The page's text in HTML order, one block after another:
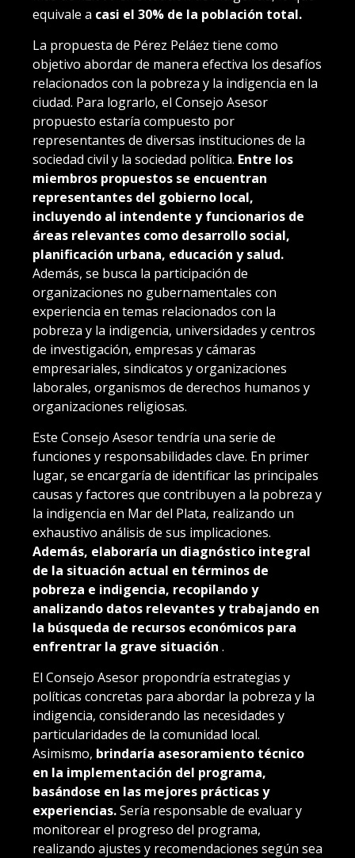
equivale a casi el 30% de la población total.
La propuesta de Pérez Peláez tiene como
objetivo abordar de manera efectiva los desafíos
relacionados con la pobreza y la indigencia en la
ciudad. Para lograrlo, el Consejo Asesor
propuesto estaría compuesto por
representantes de diversas instituciones de la
sociedad civil y la sociedad política. Entre los
miembros propuestos se encuentran
representantes del gobierno local,
incluyendo al intendente y funcionarios de
áreas relevantes como desarrollo social,
planificación urbana, educación y salud.
Además, se busca la participación de
organizaciones no gubernamentales con
experiencia en temas relacionados con la
pobreza y la indigencia, universidades y centros
de investigación, empresas y cámaras
empresariales, sindicatos y organizaciones
laborales, organismos de derechos humanos y
organizaciones religiosas.
Este Consejo Asesor tendría una serie de
funciones y responsabilidades clave. En primer
lugar, se encargaría de identificar las principales
causas y factores que contribuyen a la pobreza y
la indigencia en Mar del Plata, realizando un
exhaustivo análisis de sus implicaciones.
Además, elaboraría un diagnóstico integral
de la situación actual en términos de
pobreza e indigencia, recopilando y
analizando datos relevantes y trabajando en
la búsqueda de recursos económicos para
enfrentrar la grave situación .
El Consejo Asesor propondría estrategias y
políticas concretas para abordar la pobreza y la
indigencia, considerando las necesidades y
particularidades de la comunidad local.
Asimismo, brindaría asesoramiento técnico
en la implementación del programa,
basándose en las mejores prácticas y
experiencias.Sería responsable de evaluar y
monitorear el progreso del programa,
realizando ajustes y recomendaciones según sea